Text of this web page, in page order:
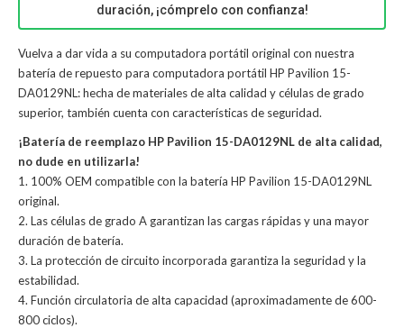
duración, ¡cómprelo con confianza!
Vuelva a dar vida a su computadora portátil original con nuestra
batería de repuesto para computadora portátil HP Pavilion 15-
DA0129NL: hecha de materiales de alta calidad y células de grado
superior, también cuenta con características de seguridad.
¡Batería de reemplazo HP Pavilion 15-DA0129NL de alta calidad,
no dude en utilizarla!
1. 100% OEM compatible con la batería HP Pavilion 15-DA0129NL
original.
2. Las células de grado A garantizan las cargas rápidas y una mayor
duración de batería.
3. La protección de circuito incorporada garantiza la seguridad y la
estabilidad.
4. Función circulatoria de alta capacidad (aproximadamente de 600-
800 ciclos).